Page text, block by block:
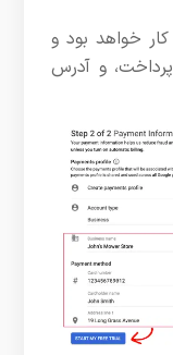
خواهد بود و
و آدرس